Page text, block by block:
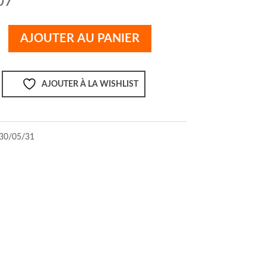
AJOUTER AU PANIER
AJOUTER À LA WISHLIST
05/31